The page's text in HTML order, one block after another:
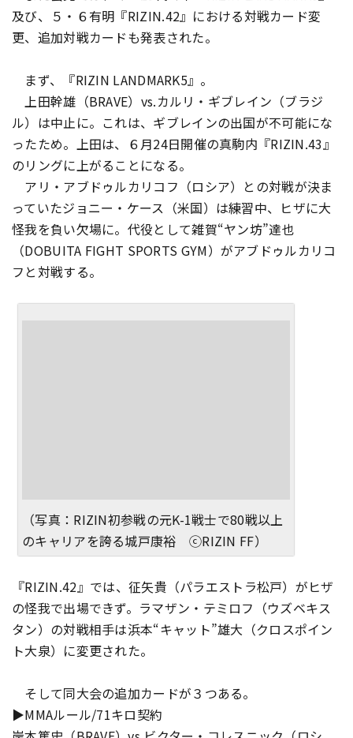
及び、５・６有明『RIZIN.42』における対戦カード変
更、追加対戦カードも発表された。
まず、『RIZIN LANDMARK5』。
上田幹雄（BRAVE）vs.カルリ・ギブレイン（ブラジ
ル）は中止に。これは、ギブレインの出国が不可能にな
ったため。上田は、６月24日開催の真駒内『RIZIN.43』
のリングに上がることになる。
アリ・アブドゥルカリコフ（ロシア）との対戦が決ま
っていたジョニー・ケース（米国）は練習中、ヒザに大
怪我を負い欠場に。代役として雑賀“ヤン坊”達也
（DOBUITA FIGHT SPORTS GYM）がアブドゥルカリコ
フと対戦する。
（写真：RIZIN初参戦の元K-1戦士で80戦以上
のキャリアを誇る城戸康裕 ⓒRIZIN FF）
『RIZIN.42』では、征矢貴（パラエストラ松戸）がヒザ
の怪我で出場できず。ラマザン・テミロフ（ウズベキス
タン）の対戦相手は浜本“キャット”雄大（クロスポイン
ト大泉）に変更された。
そして同大会の追加カードが３つある。
▶MMAルール/71キロ契約